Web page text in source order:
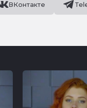
ВКонтакте